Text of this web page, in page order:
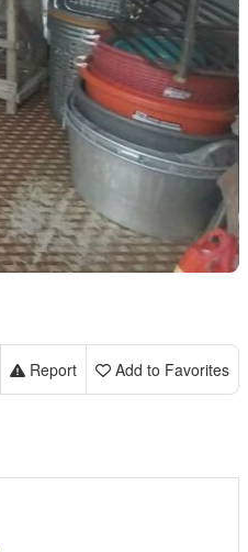
Add to Favorites
Report